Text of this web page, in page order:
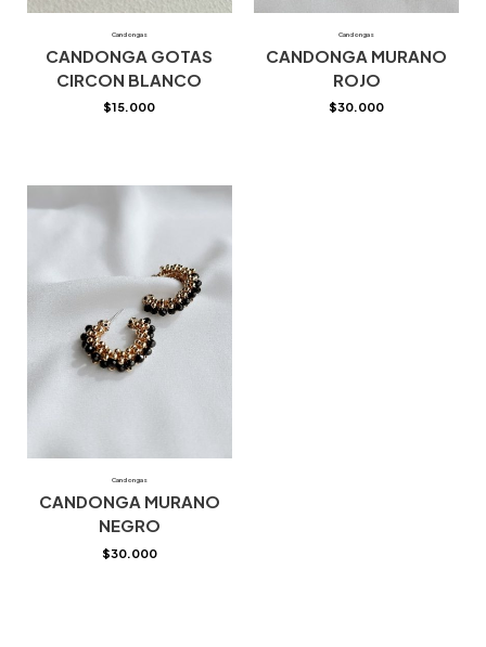
Candongas
CANDONGA GOTAS
CIRCON BLANCO
$15.000
Candongas
CANDONGA MURANO
ROJO
$30.000
Candongas
CANDONGA MURANO
NEGRO
$30.000